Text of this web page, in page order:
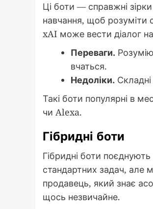
Ці боти — справжні
навчання, щоб розуміти
xAI може вести діалог
Переваги.
вчаться.
Недоліки.
Такі боти популярні в
чи Alexa.
Гібридні боти
Гібридні боти
стандартних задач, але
продавець, який знає
щось незвичайне.